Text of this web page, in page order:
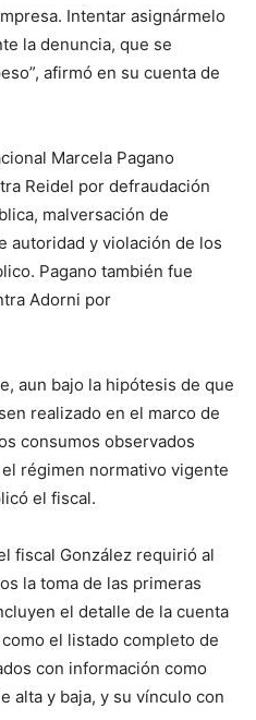
Intentar asignármelo
la denuncia, que se
afirmó en su cuenta de
Marcela Pagano
Reidel por defraudación
malversación de
autoridad y violación de los
Pagano también fue
Adorni por
aun bajo la hipótesis de que
realizado en el marco de
consumos observados
régimen normativo vigente
el fiscal.
fiscal González requirió al
la toma de las primeras
el detalle de la cuenta
el listado completo de
con información como
alta y baja, y su vínculo con